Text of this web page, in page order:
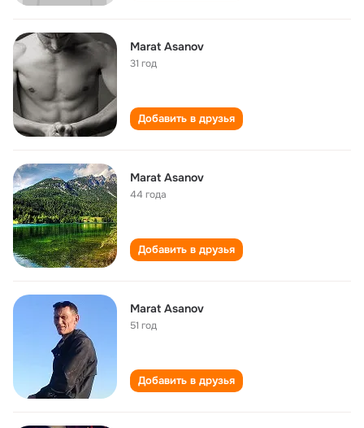
Marat Asanov
31 год
Добавить в друзья
Marat Asanov
44 года
Добавить в друзья
Marat Asanov
51 год
Добавить в друзья